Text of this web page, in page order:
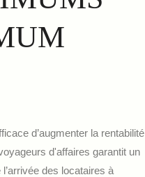
d’augmenter la rentabilité
d'affaires garantit un
des locataires à